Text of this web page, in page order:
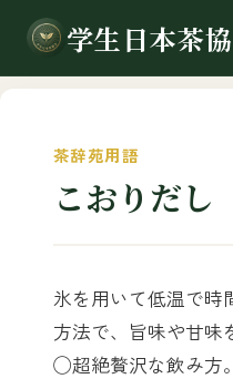
学生日本茶
茶辞苑用語
こおりだし
氷を用いて低温で時
方法で、旨味や甘味
◯超絶贅沢な飲み方